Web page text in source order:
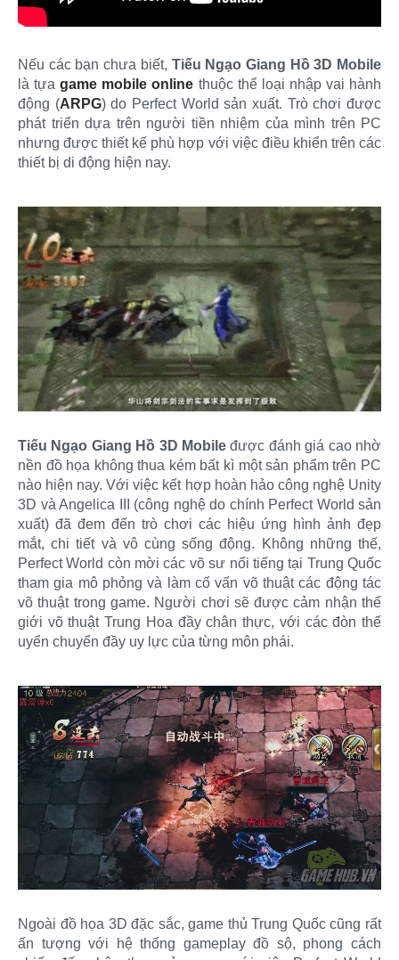
Nếu các bạn chưa biết, Tiếu Ngạo Giang Hồ 3D Mobile
là tựagame mobile online thuộc thể loại nhập vai hành
động (ARPG) do Perfect World sản xuất. Trò chơi được
phát triển dựa trên người tiền nhiệm của mình trên PC
nhưng được thiết kế phù hợp với việc điều khiển trên các
thiết bị di động hiện nay.
Tiếu Ngạo Giang Hồ 3D Mobile được đánh giá cao nhờ
nền đồ họa không thua kém bất kì một sản phẩm trên PC
nào hiện nay. Với việc kết hợp hoàn hảo công nghệ Unity
3D và Angelica III (công nghệ do chính Perfect World sản
xuất) đã đem đến trò chơi các hiệu ứng hình ảnh đẹp
mắt, chi tiết và vô cùng sống động. Không những thế,
Perfect World còn mời các võ sư nổi tiếng tại Trung Quốc
tham gia mô phỏng và làm cố vấn võ thuật các động tác
võ thuật trong game. Người chơi sẽ được cảm nhận thế
giới võ thuật Trung Hoa đầy chân thực, với các đòn thế
uyển chuyển đầy uy lực của từng môn phái.
Ngoài đồ họa 3D đặc sắc, game thủ Trung Quốc cũng rất
ấn tượng với hệ thống gameplay đồ sộ, phong cách